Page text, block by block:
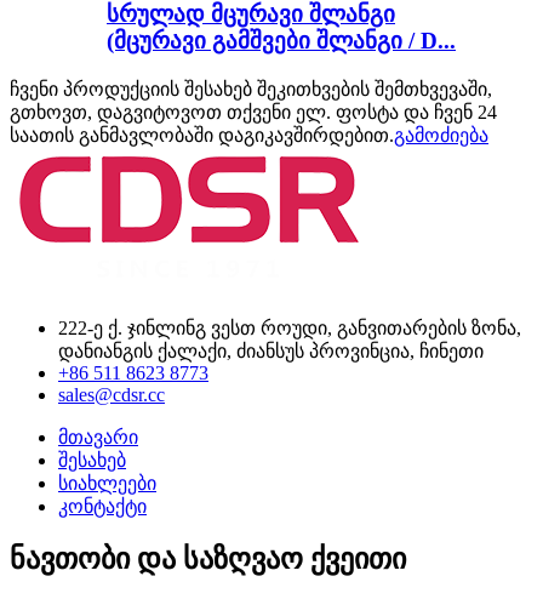
სრულად მცურავი შლანგი
(მცურავი გამშვები შლანგი / D...
ჩვენი პროდუქციის შესახებ შეკითხვების შემთხვევაში,
გთხოვთ, დაგვიტოვოთ თქვენი ელ. ფოსტა და ჩვენ 24
საათის განმავლობაში დაგიკავშირდებით.გამოძიება
222-ე ქ. ჯინლინგ ვესთ როუდი, განვითარების ზონა,
დანიანგის ქალაქი, ძიანსუს პროვინცია, ჩინეთი
+86 511 8623 8773
sales@cdsr.cc
მთავარი
შესახებ
სიახლეები
კონტაქტი
ნავთობი და საზღვაო ქვეითი